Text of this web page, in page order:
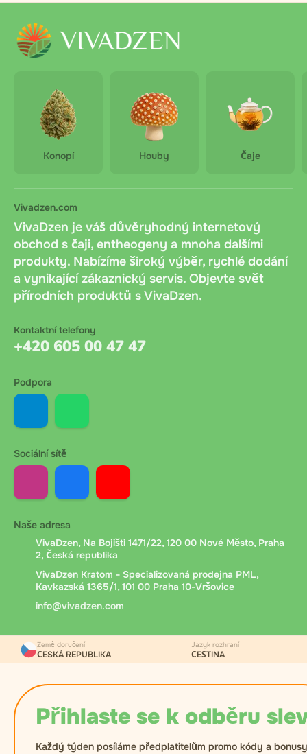
Konopí Houby Čaje
Vivadzen.com
VivaDzen je váš důvěryhodný internetový
obchod s čaji, entheogeny a mnoha dalšími
produkty. Nabízíme široký výběr, rychlé dodání
a vynikající zákaznický servis. Objevte svět
přírodních produktů s VivaDzen.
Kontaktní telefony
+420 605 00 47 47
Podpora
Sociální sítě
Naše adresa
VivaDzen, Na Bojišti 1471/22, 120 00 Nové Město, Praha
2, Česká republika
VivaDzen Kratom - Specializovaná prodejna PML,
Kavkazská 1365/1, 101 00 Praha 10-Vršovice
info@vivadzen.com
Přihlaste se k odběru
Každý týden posíláme předplatitelům promo kódy a
Země doručení
ČESKÁ REPUBLIKA
Jazyk rozhraní
ČEŠTINA